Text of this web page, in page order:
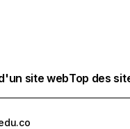
site webTop des